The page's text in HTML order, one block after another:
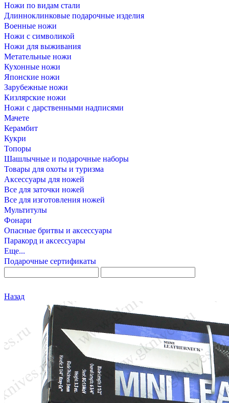
Ножи по видам стали
Длинноклинковые подарочные изделия
Военные ножи
Ножи с символикой
Ножи для выживания
Метательные ножи
Кухонные ножи
Японские ножи
Зарубежные ножи
Кизлярские ножи
Ножи с дарственными надписями
Мачете
Керамбит
Кукри
Топоры
Шашлычные и подарочные наборы
Товары для охоты и туризма
Аксессуары для ножей
Все для заточки ножей
Все для изготовления ножей
Мультитулы
Фонари
Опасные бритвы и аксессуары
Паракорд и аксессуары
Еще...
Подарочные сертификаты
Назад